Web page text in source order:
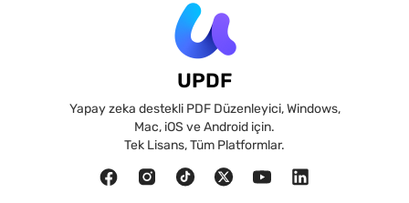
UPDF
Yapay zeka destekli PDF Düzenleyici, Windows,
Mac, iOS ve Android için.
Tek Lisans, Tüm Platformlar.